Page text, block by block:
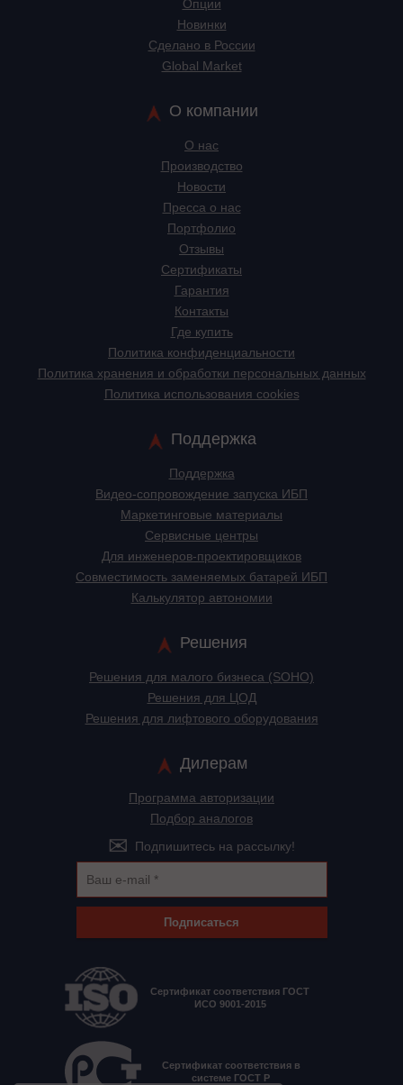
Опции
Новинки
Сделано в России
Global Market
О компании
О нас
Производство
Новости
Пресса о нас
Портфолио
Отзывы
Сертификаты
Гарантия
Контакты
Где купить
Политика конфиденциальности
Политика хранения и обработки персональных данных
Политика использования cookies
Поддержка
Поддержка
Видео-сопровождение запуска ИБП
Маркетинговые материалы
Сервисные центры
Для инженеров-проектировщиков
Cовместимость заменяемых батарей ИБП
Калькулятор автономии
Решения
Решения для малого бизнеса (SOHO)
Решения для ЦОД
Решения для лифтового оборудования
Дилерам
Программа авторизации
Подбор аналогов
Подпишитесь на рассылку!
Подписаться
Сертификат соответствия ГОСТ
ИСО 9001-2015
Сертификат соответствия в
системе ГОСТ Р